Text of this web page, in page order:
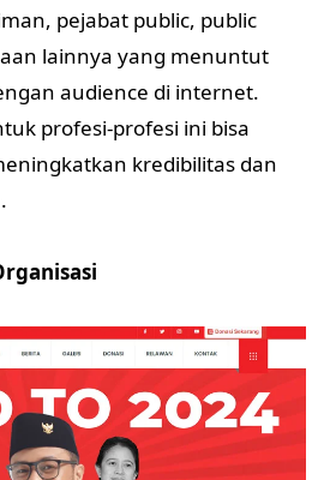
pejabat public, public
lainnya yang menuntut
audience di internet.
profesi-profesi ini bisa
kredibilitas dan